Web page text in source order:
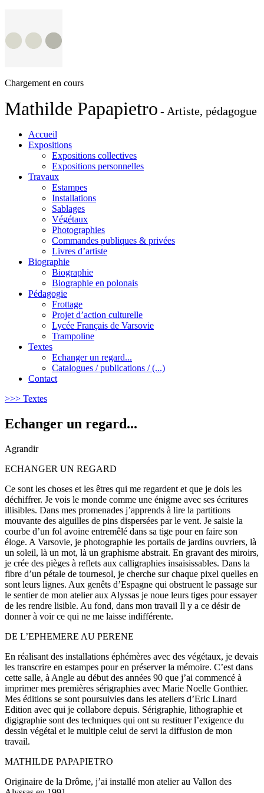
Chargement en cours
Mathilde Papapietro - Artiste, pédagogue
Accueil
Expositions
Expositions collectives
Expositions personnelles
Travaux
Estampes
Installations
Sablages
Végétaux
Photographies
Commandes publiques & privées
Livres d’artiste
Biographie
Biographie
Biographie en polonais
Pédagogie
Frottage
Projet d’action culturelle
Lycée Français de Varsovie
Trampoline
Textes
Echanger un regard...
Catalogues / publications / (...)
Contact
>>> Textes
Echanger un regard...
Agrandir
ECHANGER UN REGARD
Ce sont les choses et les êtres qui me regardent et que je dois les
déchiffrer. Je vois le monde comme une énigme avec ses écritures
illisibles. Dans mes promenades j’apprends à lire la partitions
mouvante des aiguilles de pins dispersées par le vent. Je saisie la
courbe d’un fol avoine entremêlé dans sa tige pour en faire son
éloge. A Varsovie, je photographie les portails de jardins ouvriers, là
un soleil, là un mot, là un graphisme abstrait. En gravant des miroirs,
je crée des pièges à reflets aux calligraphies insaisissables. Dans la
fibre d’un pétale de tournesol, je cherche sur chaque pixel quelles en
sont leurs lignes. Aux genêts d’Espagne qui obstruent le passage sur
le sentier de mon atelier aux Alyssas je noue leurs tiges pour essayer
de les rendre lisible. Au fond, dans mon travail Il y a ce désir de
donner à voir ce qui ne me laisse indifférente.
DE L’EPHEMERE AU PERENE
En réalisant des installations éphémères avec des végétaux, je devais
les transcrire en estampes pour en préserver la mémoire. C’est dans
cette salle, à Angle au début des années 90 que j’ai commencé à
imprimer mes premières sérigraphies avec Marie Noelle Gonthier.
Mes éditions se sont poursuivies dans les ateliers d’Eric Linard
Edition avec qui je collabore depuis. Sérigraphie, lithographie et
digigraphie sont des techniques qui ont su restituer l’exigence du
dessin végétal et le multiple celui de servi la diffusion de mon
travail.
MATHILDE PAPAPIETRO
Originaire de la Drôme, j’ai installé mon atelier au Vallon des